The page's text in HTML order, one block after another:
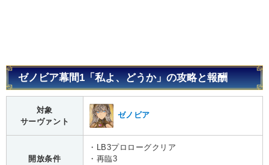
ゼノビア幕間1「私よ、どうか」の攻略と報酬
対象
サーヴァント
ゼノビア
開放条件
・LB3プロローグクリア
・再臨3